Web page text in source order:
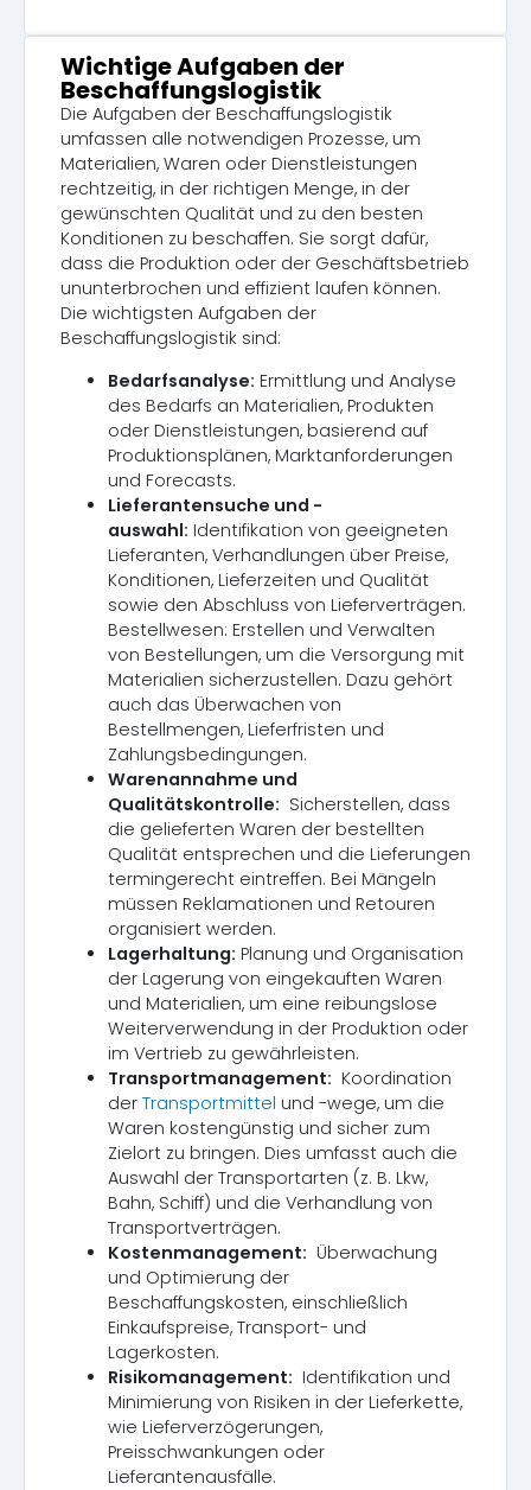
Wichtige Aufgaben der
Beschaffungslogistik
Die Aufgaben der Beschaffungslogistik
umfassen alle notwendigen Prozesse, um
Materialien, Waren oder Dienstleistungen
rechtzeitig, in der richtigen Menge, in der
gewünschten Qualität und zu den besten
Konditionen zu beschaffen. Sie sorgt dafür,
dass die Produktion oder der Geschäftsbetrieb
ununterbrochen und effizient laufen können.
Die wichtigsten Aufgaben der
Beschaffungslogistik sind:
Bedarfsanalyse: Ermittlung und Analyse
des Bedarfs an Materialien, Produkten
oder Dienstleistungen, basierend auf
Produktionsplänen, Marktanforderungen
und Forecasts.
Lieferantensuche und -
auswahl: Identifikation von geeigneten
Lieferanten, Verhandlungen über Preise,
Konditionen, Lieferzeiten und Qualität
sowie den Abschluss von Lieferverträgen.
Bestellwesen: Erstellen und Verwalten
von Bestellungen, um die Versorgung mit
Materialien sicherzustellen. Dazu gehört
auch das Überwachen von
Bestellmengen, Lieferfristen und
Zahlungsbedingungen.
Warenannahme und
Qualitätskontrolle: Sicherstellen, dass
die gelieferten Waren der bestellten
Qualität entsprechen und die Lieferungen
termingerecht eintreffen. Bei Mängeln
müssen Reklamationen und Retouren
organisiert werden.
Lagerhaltung: Planung und Organisation
der Lagerung von eingekauften Waren
und Materialien, um eine reibungslose
Weiterverwendung in der Produktion oder
im Vertrieb zu gewährleisten.
Transportmanagement: Koordination
der Transportmittel und -wege, um die
Waren kostengünstig und sicher zum
Zielort zu bringen. Dies umfasst auch die
Auswahl der Transportarten (z. B. Lkw,
Bahn, Schiff) und die Verhandlung von
Transportverträgen.
Kostenmanagement: Überwachung
und Optimierung der
Beschaffungskosten, einschließlich
Einkaufspreise, Transport- und
Lagerkosten.
Risikomanagement: Identifikation und
Minimierung von Risiken in der Lieferkette,
wie Lieferverzögerungen,
Preisschwankungen oder
Lieferantenausfälle.